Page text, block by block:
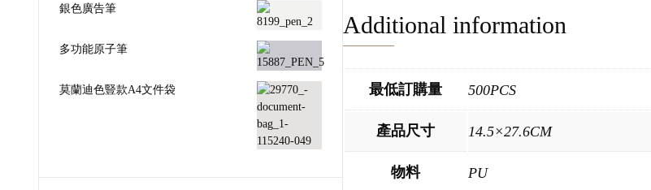
Additional information
最低訂購量 500PCS
產品尺寸 14.5×27.6CM
物料 PU
銀色廣告筆
多功能原子筆
莫蘭迪色豎款A4文件袋